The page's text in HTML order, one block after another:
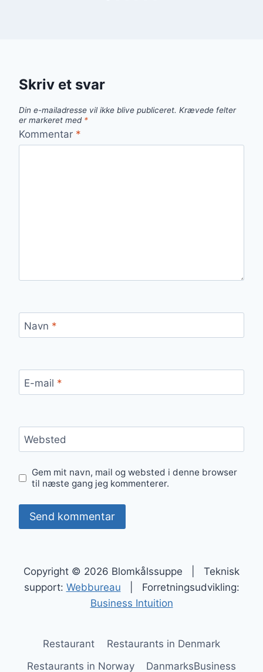
Skriv et svar
Din e-mailadresse vil ikke blive publiceret. Krævede felter
er markeret med *
Kommentar *
Navn *
E-mail *
Websted
Gem mit navn, mail og websted i denne browser
til næste gang jeg kommenterer.
Copyright © 2026 Blomkålssuppe | Teknisk
support: Webbureau | Forretningsudvikling:
Business Intuition
Restaurant
Restaurants in Denmark
Restaurants in Norway
DanmarksBusiness